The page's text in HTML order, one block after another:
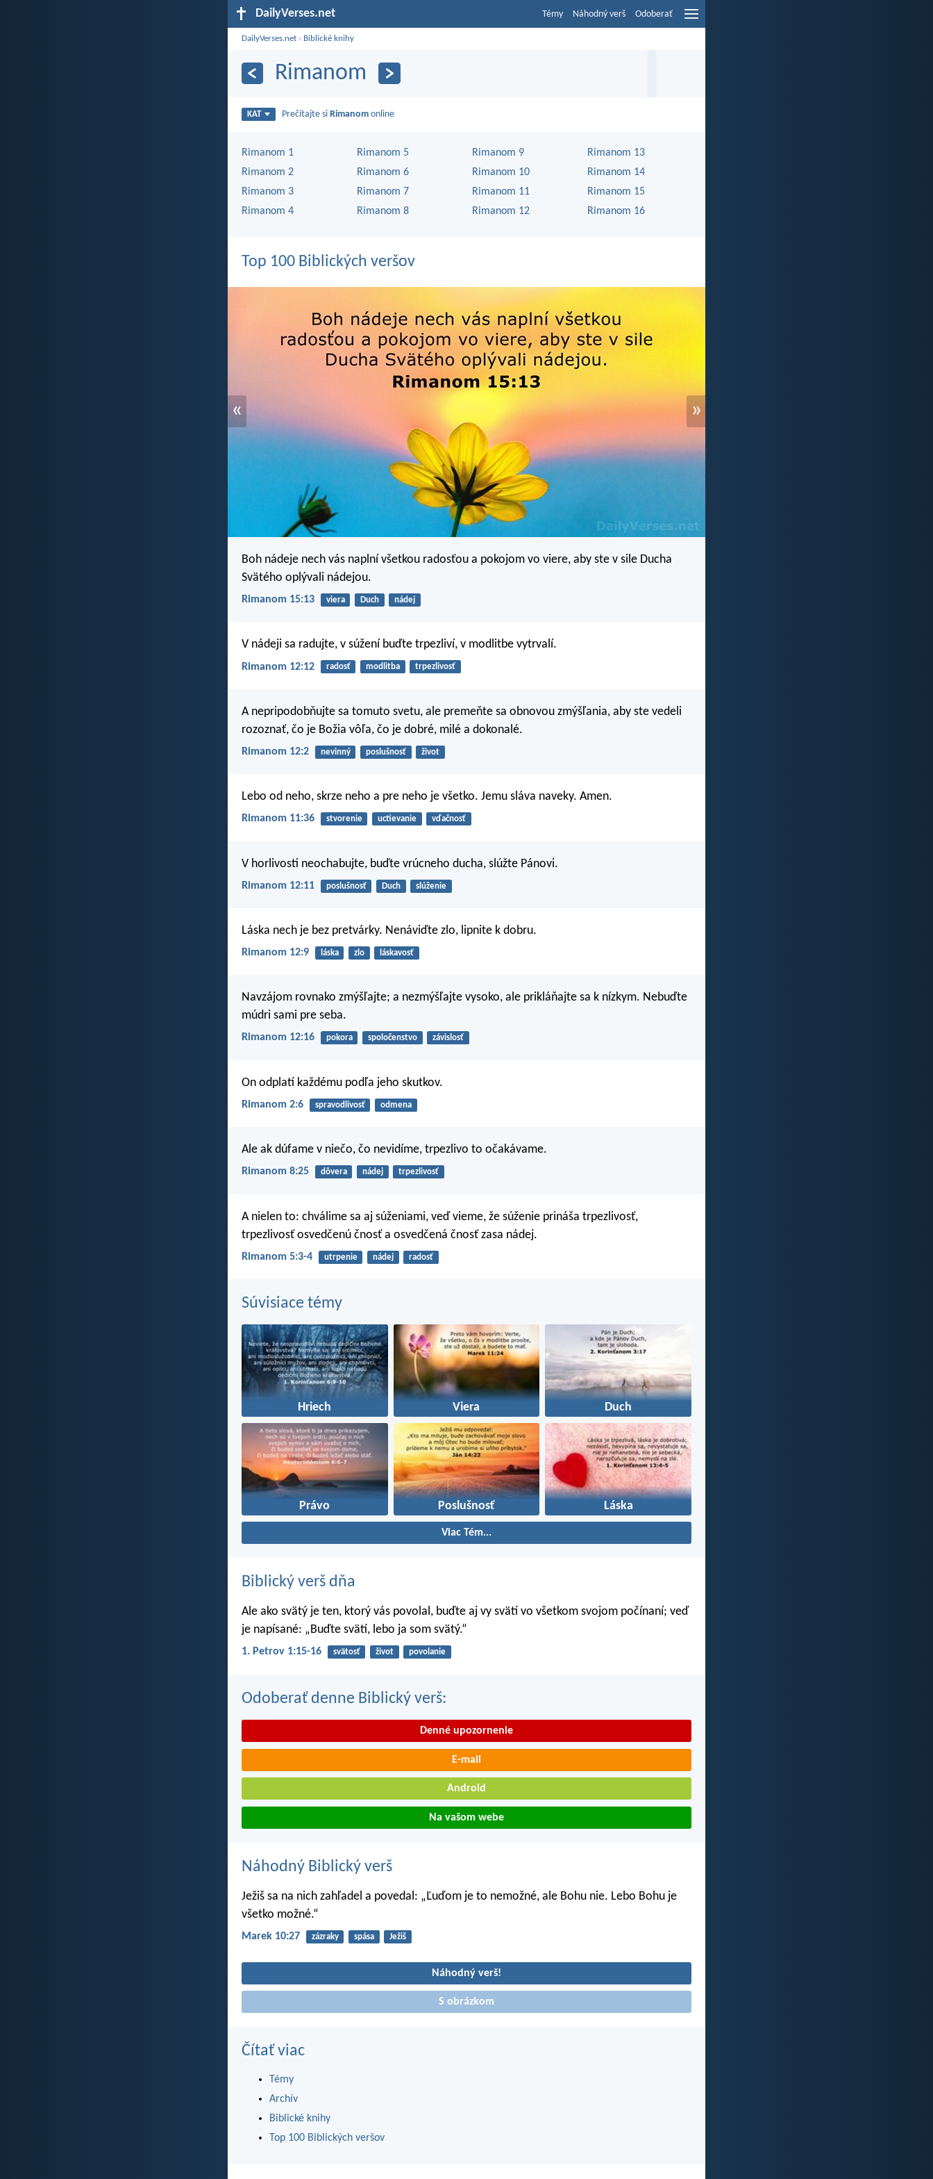
DailyVerses.net Témy Náhodný verš Odoberať
DailyVerses.net › Biblické knihy
Rimanom
KAT Prečítajte si Rimanom online
Rimanom 1
Rimanom 2
Rimanom 3
Rimanom 4
Rimanom 5
Rimanom 6
Rimanom 7
Rimanom 8
Rimanom 9
Rimanom 10
Rimanom 11
Rimanom 12
Rimanom 13
Rimanom 14
Rimanom 15
Rimanom 16
Top 100 Biblických veršov
« »
Boh nádeje nech vás naplní všetkou radosťou a pokojom vo viere, aby ste v sile Ducha
Svätého oplývali nádejou.
Rimanom 15:13 viera Duch nádej
V nádeji sa radujte, v súžení buďte trpezliví, v modlitbe vytrvalí.
Rimanom 12:12 radosť modlitba trpezlivosť
A nepripodobňujte sa tomuto svetu, ale premeňte sa obnovou zmýšľania, aby ste vedeli
rozoznať, čo je Božia vôľa, čo je dobré, milé a dokonalé.
Rimanom 12:2 nevinný poslušnosť život
Lebo od neho, skrze neho a pre neho je všetko. Jemu sláva naveky. Amen.
Rimanom 11:36 stvorenie uctievanie vďačnosť
V horlivosti neochabujte, buďte vrúcneho ducha, slúžte Pánovi.
Rimanom 12:11 poslušnosť Duch slúženie
Láska nech je bez pretvárky. Nenáviďte zlo, lipnite k dobru.
Rimanom 12:9 láska zlo láskavosť
Navzájom rovnako zmýšľajte; a nezmýšľajte vysoko, ale prikláňajte sa k nízkym. Nebuďte
múdri sami pre seba.
Rimanom 12:16 pokora spoločenstvo závislosť
On odplatí každému podľa jeho skutkov.
Rimanom 2:6 spravodlivosť odmena
Ale ak dúfame v niečo, čo nevidíme, trpezlivo to očakávame.
Rimanom 8:25 dôvera nádej trpezlivosť
A nielen to: chválime sa aj súženiami, veď vieme, že súženie prináša trpezlivosť,
trpezlivosť osvedčenú čnosť a osvedčená čnosť zasa nádej.
Rimanom 5:3-4 utrpenie nádej radosť
Súvisiace témy
Hriech Viera Duch
Právo Poslušnosť Láska
Viac Tém...
Biblický verš dňa
Ale ako svätý je ten, ktorý vás povolal, buďte aj vy svätí vo všetkom svojom počínaní; veď
je napísané: „Buďte svätí, lebo ja som svätý.“
1. Petrov 1:15-16 svätosť život povolanie
Odoberať denne Biblický verš:
Denné upozornenie
E-mail
Android
Na vašom webe
Náhodný Biblický verš
Ježiš sa na nich zahľadel a povedal: „Ľuďom je to nemožné, ale Bohu nie. Lebo Bohu je
všetko možné.“
Marek 10:27 zázraky spása Ježiš
Náhodný verš!
S obrázkom
Čítať viac
Témy
Archív
Biblické knihy
Top 100 Biblických veršov